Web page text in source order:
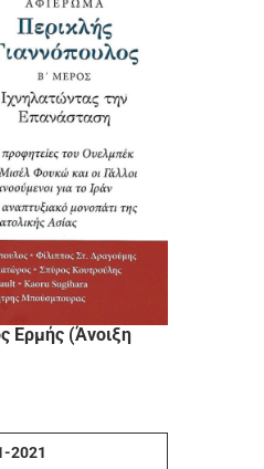
Ερμής (Άνοιξη
2021